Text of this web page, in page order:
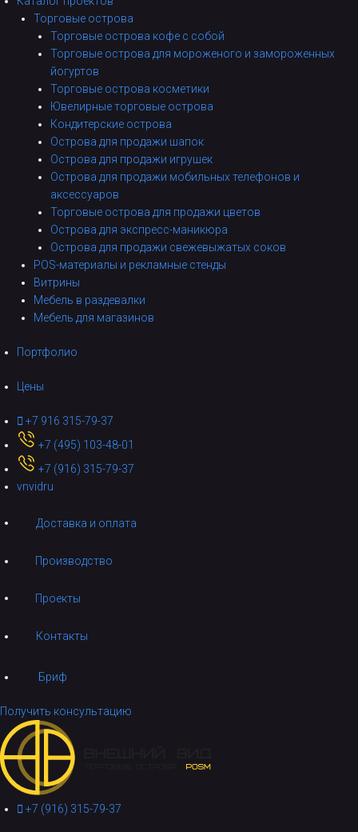
Торговые острова
Торговые острова кофе с собой
Торговые острова для мороженого и замороженных
йогуртов
Торговые острова косметики
Ювелирные торговые острова
Кондитерские острова
Острова для продажи шапок
Острова для продажи игрушек
Острова для продажи мобильных телефонов и
аксессуаров
Торговые острова для продажи цветов
Острова для экспресс-маникюра
Острова для продажи свежевыжатых соков
POS-материалы и рекламные стенды
Витрины
Мебель в раздевалки
Мебель для магазинов
Портфолио
Цены
+7 916 315-79-37
+7 (495) 103-48-01
+7 (916) 315-79-37
vnvidru
Доставка и оплата
Производство
Проекты
Контакты
Бриф
Получить консультацию
+7 (916) 315-79-37